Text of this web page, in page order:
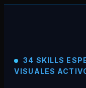
34 SKILLS
VISUALES